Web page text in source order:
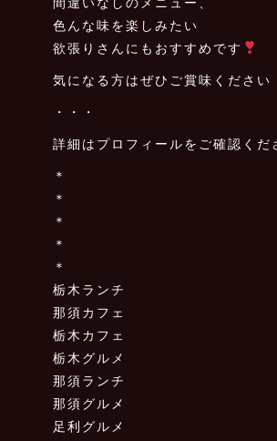
色んな味を楽しみたい
欲張りさんにもおすすめです
気になる方はぜひご賞味ください
・・・
詳細はプロフィールをご確認くだ
＊
＊
＊
＊
＊
栃木ランチ
那須カフェ
栃木カフェ
栃木グルメ
那須ランチ
那須グルメ
足利グルメ